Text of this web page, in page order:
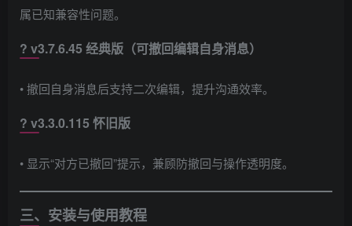
属已知兼容性问题。
? ​ v3.7.6.45 经典版 ​（可撤回编辑自身消息）
• 撤回自身消息后支持二次编辑，提升沟通效率。
? ​ v3.3.0.115 怀旧版
• 显示“对方已撤回”提示，兼顾防撤回与操作透明度。
三、安装与使用教程